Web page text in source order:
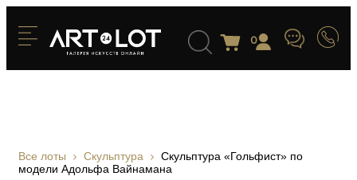
0
Все лоты Скульптура
Скульптура «Гольфист» по
модели Адольфа Вайнамана